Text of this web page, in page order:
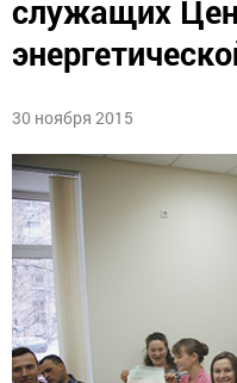
служащих
30 ноября 2015